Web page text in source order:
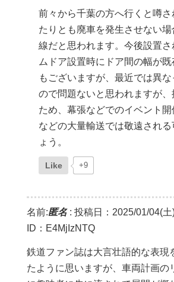
前々から千葉の方へ行くと噂
たりとも廃車を発生させない
線だと思われます。今後設置
ムドア設置時にドア間の幅が
もございますが、最近では異
ので問題ないと思われますが
ため、幕張などでのイベント
などの大量輸送では敬遠され
ょう。
Like +9
名前:匿名: 投稿日：2025/01/04(
ID：E4MjIzNTQ
鉄道ファン誌は大言壮語的な表現
たように思いますが、車両計画の